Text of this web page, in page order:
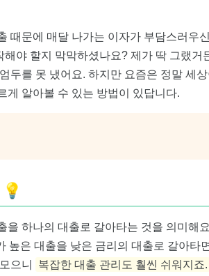
때문에 매달 나가는 이자가 부담스러우
야 할지 막막하셨나요? 제가 딱 그랬거
두를 못 냈어요. 하지만 요즘은 정말 세
게 알아볼 수 있는 방법이 있답니다.
💡
을 하나의 대출로 갈아타는 것을 의미해
높은 대출을 낮은 금리의 대출로 갈아타
으니
복잡한 대출 관리도 훨씬 쉬워지죠.